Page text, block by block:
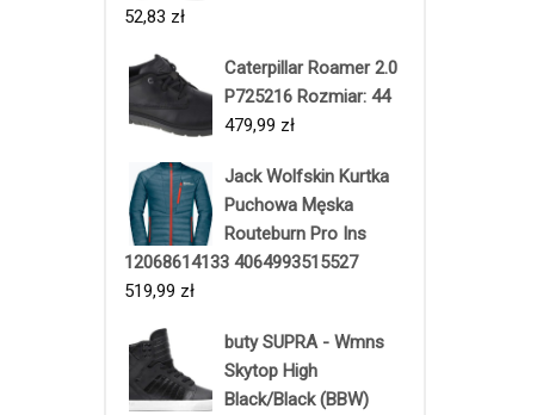
52,83 zł
Caterpillar Roamer 2.0
P725216 Rozmiar: 44
479,99 zł
Jack Wolfskin Kurtka
Puchowa Męska
Routeburn Pro Ins
12068614133 4064993515527
519,99 zł
buty SUPRA - Wmns
Skytop High
Black/Black (BBW)